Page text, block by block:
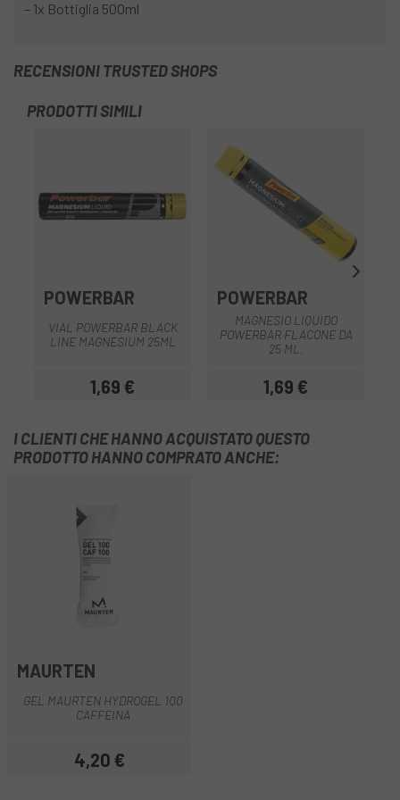
– 1x Bottiglia 500ml
RECENSIONI TRUSTED SHOPS
PRODOTTI SIMILI
POWERBAR
VIAL POWERBAR BLACK
LINE MAGNESIUM 25ML
Prezzo
1,69 €
POWERBAR
MAGNESIO LIQUIDO
POWERBAR FLACONE DA
25 ML.
Prezzo
1,69 €
I CLIENTI CHE HANNO ACQUISTATO QUESTO
PRODOTTO HANNO COMPRATO ANCHE:
MAURTEN
GEL MAURTEN HYDROGEL 100
CAFFEINA
Prezzo
4,20 €